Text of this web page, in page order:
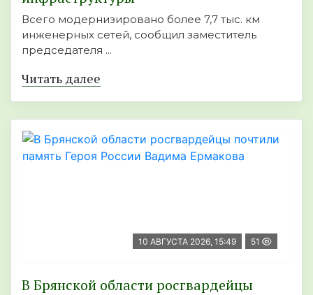
Всего модернизировано более 7,7 тыс. км
инженерных сетей, сообщил заместитель
председателя ...
Читать далее
10 АВГУСТА 2026, 15:49 51
В Брянской области росгвардейцы